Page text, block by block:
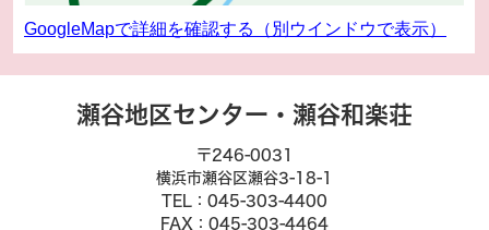
GoogleMapで詳細を確認する（別ウインドウで表示）
瀬谷地区センター・瀬谷和楽荘
〒246-0031
横浜市瀬谷区瀬谷3-18-1
TEL：045-303-4400
FAX：045-303-4464